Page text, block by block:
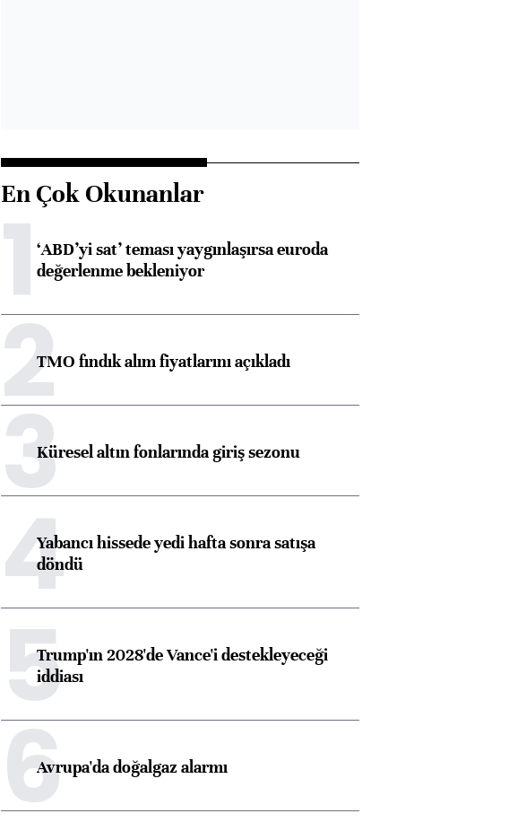
konusunda Unicredit ile
En Çok Okunanlar
1‘ABD’yi sat’ teması yaygınlaşırsa euroda
değerlenme bekleniyor
2TMO fındık alım fiyatlarını açıkladı
3Küresel altın fonlarında giriş sezonu
4Yabancı hissede yedi hafta sonra satışa
döndü
5Trump'ın 2028'de Vance'i destekleyeceği
iddiası
6Avrupa'da doğalgaz alarmı